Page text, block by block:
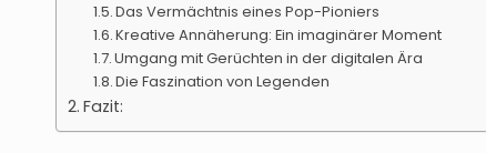
Das Vermächtnis eines Pop-Pioniers
Kreative Annäherung: Ein imaginärer Moment
Umgang mit Gerüchten in der digitalen Ära
Die Faszination von Legenden
Fazit: